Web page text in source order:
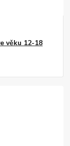
věku 12-18